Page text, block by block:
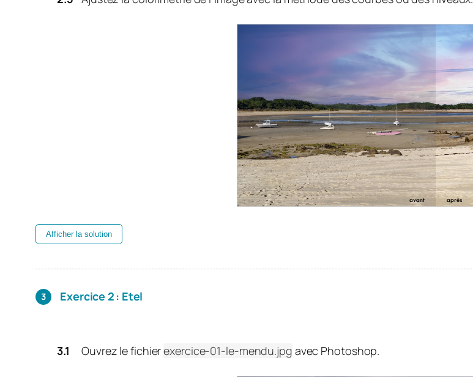
Afficher la solution
Exercice 2 : Etel
Ouvrez le fichierexercice-01-le-mendu.jpg avec Photoshop.